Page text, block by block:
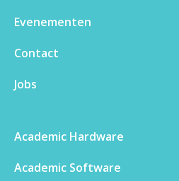
Evenementen​
Contact
Jobs
Academic Hardware
Academic Software